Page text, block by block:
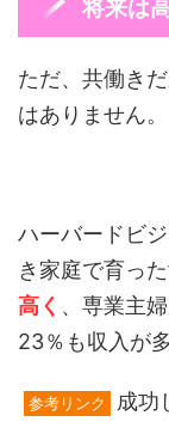
将来は
ただ、共働き
はありません。
ハーバードビ
き家庭で育っ
高く 、専業主
23％も収入が
参考リンク 成功